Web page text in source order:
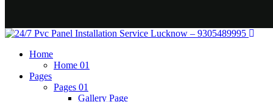
Home
Home 01
Pages
Pages 01
Gallery Page